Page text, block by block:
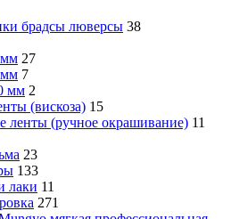
брадсы люверсы 38
27
7
мм 2
(вискоза) 15
ленты (ручное окрашивание) 11
23
133
лаки 11
271